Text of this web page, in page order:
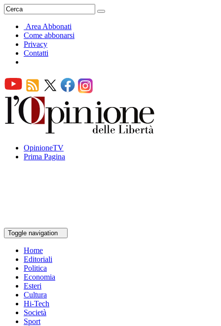
Area Abbonati
Come abbonarsi
Privacy
Contatti
OpinioneTV
Prima Pagina
Toggle navigation
Home
Editoriali
Politica
Economia
Esteri
Cultura
Hi-Tech
Società
Sport